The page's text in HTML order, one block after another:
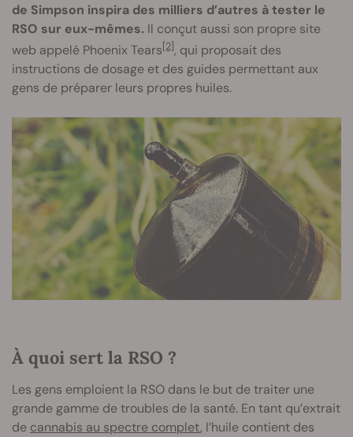
de Simpson inspira des milliers d’autres à tester le
RSO sur eux-mêmes. Il conçut aussi son propre site
web appelé Phoenix Tears[2], qui proposait des
instructions de dosage et des guides permettant aux
gens de préparer leurs propres huiles.
À quoi sert la RSO ?
Les gens emploient la RSO dans le but de traiter une
grande gamme de troubles de la santé. En tant qu’extrait
de cannabis au spectre complet, l’huile contient des